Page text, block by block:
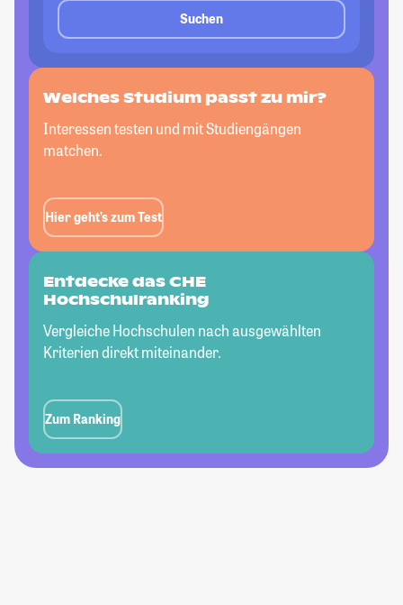
Suchen
Welches Studium passtzu mir?
Interessen testen und mit Studiengängen
matchen.
Hier geht’s zum Test
Entdecke das CHE
Hochschulranking
Vergleiche Hochschulen nach ausgewählten
Kriterien direkt miteinander.
Zum Ranking